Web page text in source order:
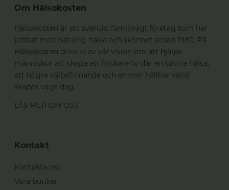
Om Hälsokosten
Hälsokosten är ett svenskt familjeägt företag som har
jobbat med naturlig hälsa och skönhet sedan 1980. På
Hälsokosten drivs vi av vår vision om att hjälpa
människor att skapa ett friskare liv där en bättre hälsa,
ett högre välbefinnande och en mer hållbar värld
skapas varje dag.
LÄS MER OM OSS
Kontakt
Kontakta oss
Våra butiker